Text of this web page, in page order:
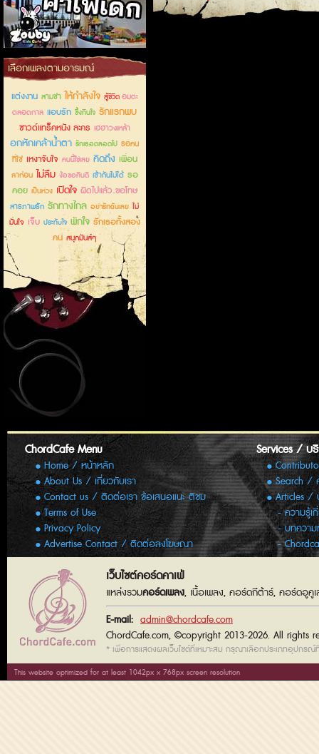
คาเฟ่เด็กลำลูกกา
เลือกเพลงตามอารมณ์
แต่งงาน สามช่า ให้กำลังใจ สู้ชีวิตอมตะ
ตลอดกาล แอบรัก ซึ้งกินใจ รักแรกพบ
ซาวด์แทร็คหนัง ละคร เฮฮาวงเหล้า
อกหักเคล้าน้ำตา รักเธอตลอดไป รอคน
ที่ใช่ เหงาจับใจ คนนี้ใช่เลย คิดถึง เพื่อน
ลาก่อน ไม่ลืม ง้อขอคืนดี เข้ากันไม่ได้ รอ
คอย เป็นห่วง เปิดใจ ผิดไปแล้ว..ขอโทษ
สารภาพรัก รักทางไกล อย่ารักฉันเลย ไม่
มั่นใจ เจ็บ ประทับใจ พักใจ รักเธอทั้งสอง
คน สนุกมันส์ๆ
ChordCafe Menu
Home / หน้าหลัก
About Us / เกี่ยวกับเรา
Contact us / ติดต่อเรา ข้อเสนอแนะ ติชม
Terms of Use
Privacy Policy
Advertise Contact / ติดต่อลงโฆษณา
Services / บ
Search /
Articles /
ความรู้
บทความ
เว็บไซต์คอร์ดคาเฟ่
แหล่งรวมคอร์ดเพลง, เนื้อเพลง, คอร์ดกีต้าร์, คอร์ดอูคู
E-mail: admin@chordcafe.com
ChordCafe.com, ©copyright 2013-2026. All rights
* เพื่อการแสดงผลเว็บไซต์ที่เหมาะสม กรุณาเลือกประเภทอุปกรณ์
This website optimized for at least 1042px x 768px screen resolution